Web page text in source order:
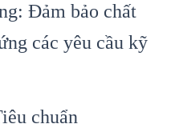
Đảm bảo chất
các yêu cầu kỹ
chuẩn